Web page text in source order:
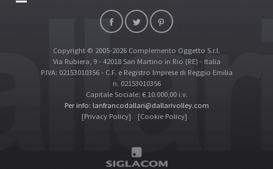
DALLARIVOLLEY SOSTIENE
TOP RICERCHE
SITE MAP
Copyright © 2005-2026 Complemento Oggetto S.r.l.
Via Rubiera, 9 - 42018 San Martino in Rio (RE) - Italia
P.IVA: 02153010356 - C.F. e Registro Imprese di Reggio Emilia
n. 02153010356
Capitale Sociale: € 10.000,00 i.v.
Per info: lanfrancodallari@dallarivolley.com
[Privacy Policy]
[Cookie Policy]